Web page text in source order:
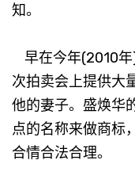
知。
早在今年(2010
次拍卖会上提供大
他的妻子。盛焕华
点的名称来做商标
合情合法合理。